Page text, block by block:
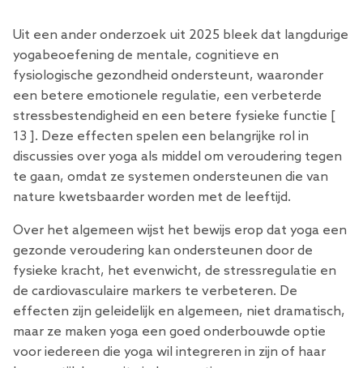
Uit een ander onderzoek uit 2025 bleek dat langdurige
yogabeoefening de mentale, cognitieve en
fysiologische gezondheid ondersteunt, waaronder
een betere emotionele regulatie, een verbeterde
stressbestendigheid en een betere fysieke functie [
13 ]. Deze effecten spelen een belangrijke rol in
discussies over yoga als middel om veroudering tegen
te gaan, omdat ze systemen ondersteunen die van
nature kwetsbaarder worden met de leeftijd.
Over het algemeen wijst het bewijs erop dat yoga een
gezonde veroudering kan ondersteunen door de
fysieke kracht, het evenwicht, de stressregulatie en
de cardiovasculaire markers te verbeteren. De
effecten zijn geleidelijk en algemeen, niet dramatisch,
maar ze maken yoga een goed onderbouwde optie
voor iedereen die yoga wil integreren in zijn of haar